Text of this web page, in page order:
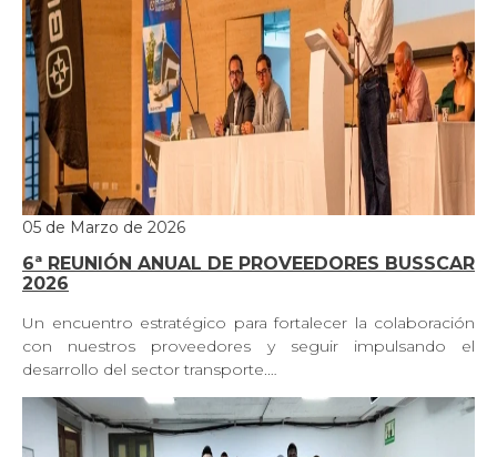
05 de Marzo de 2026
6ª REUNIÓN ANUAL DE PROVEEDORES BUSSCAR
2026
Un encuentro estratégico para fortalecer la colaboración
con nuestros proveedores y seguir impulsando el
desarrollo del sector transporte.…